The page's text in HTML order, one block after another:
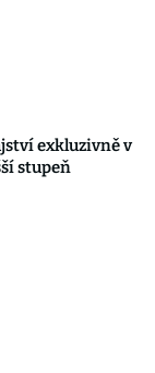
exkluzivně v
stupeň